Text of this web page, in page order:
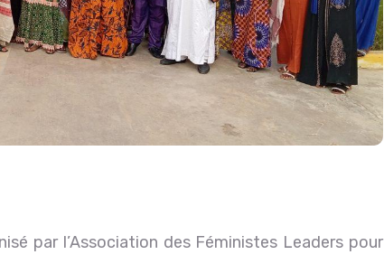
par l’Association des Féministes Leaders pour